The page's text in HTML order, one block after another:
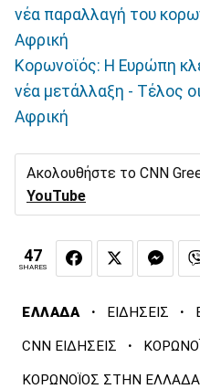
νέα παραλλαγή του
Αφρική
Κορωνοϊός: Η Ευρώπη
νέα μετάλλαξη - Τέλος
Αφρική
Ακολουθήστε το CNN
YouTube
47
SHARES
ΕΛΛΑΔΑ · ΕΙΔΗΣΕΙΣ ·
CNN ΕΙΔΗΣΕΙΣ ·
ΚΟΡΩΝΟΪΟΣ ΣΤΗΝ ΕΛΛΑΔΑ